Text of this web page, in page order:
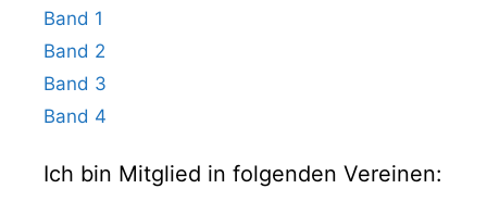
Band 1
Band 2
Band 3
Band 4
Ich bin Mitglied in folgenden Vereinen: